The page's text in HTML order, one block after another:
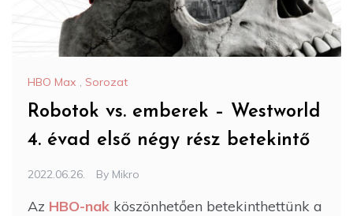
HBO Max Sorozat
Robotok vs. emberek – Westworld
4. évad első négy rész betekintő
2022.06.26. By Mikro
Az HBO-nak köszönhetően betekinthettünk a